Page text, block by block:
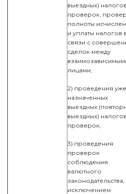
выездных)
проверок,
полноты
и уплаты налогов в
связи с
сделок между
лицами,
2) проведения уже
назначенных
выездных
выездных)
проверок,
3) проведения
проверок
соблюдения
валютного
законодательства,
исключением